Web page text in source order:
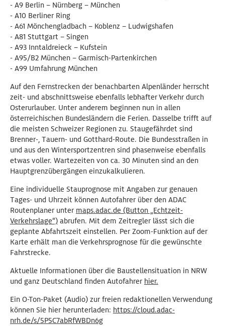
- A9 Berlin – Nürnberg – München
- A10 Berliner Ring
- A61 Mönchengladbach – Koblenz – Ludwigshafen
- A81 Stuttgart – Singen
- A93 Inntaldreieck – Kufstein
- A95/B2 München – Garmisch-Partenkirchen
- A99 Umfahrung München
Auf den Fernstrecken der benachbarten Alpenländer herrscht
zeit- und abschnittsweise ebenfalls lebhafter Verkehr durch
Osterurlauber. Unter anderem beginnen nun in allen
österreichischen Bundesländern die Ferien. Dasselbe trifft auf
die meisten Schweizer Regionen zu. Staugefährdet sind
Brenner-, Tauern- und Gotthard-Route. Die Bundesstraßen in
und aus den Wintersportzentren sind phasenweise ebenfalls
etwas voller. Wartezeiten von ca. 30 Minuten sind an den
Hauptgrenzübergängen einzukalkulieren.
Eine individuelle Stauprognose mit Angaben zur genauen
Tages- und Uhrzeit können Autofahrer über den ADAC
Routenplaner unter maps.adac.de (Button „Echtzeit-
Verkehrslage“) abrufen. Mit dem Zeitregler lässt sich die
geplante Abfahrtszeit einstellen. Per Zoom-Funktion auf der
Karte erhält man die Verkehrsprognose für die gewünschte
Fahrstrecke.
Aktuelle Informationen über die Baustellensituation in NRW
und ganz Deutschland finden Autofahrer hier.
Ein O-Ton-Paket (Audio) zur freien redaktionellen Verwendung
können Sie hier herunterladen: https://cloud.adac-
nrh.de/s/5P5C7abRfWBDn6g